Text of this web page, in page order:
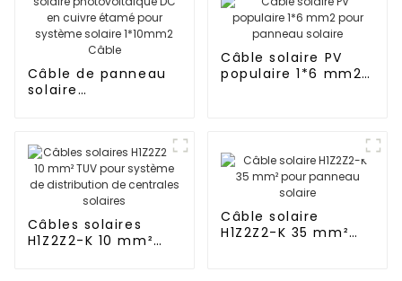
Câble de panneau
solaire
solaire 1*10mm2
Câble
Câble solaire PV
populaire 1*6 mm2
Câbles solaires
H1Z2Z2-K 10 mm²
Câble solaire
H1Z2Z2-K 35 mm²